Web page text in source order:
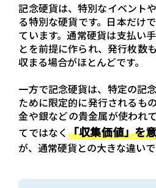
記念硬貨は、特別なイベント
る特別な硬貨です。日本だけ
ています。通常硬貨は支払い
とを前提に作られ、発行枚数
収まる場合がほとんどです。
一方で記念硬貨は、特定の記
ために限定的に発行されるも
金や銀などの貴金属が使われ
てではなく「収集価値」を
が、通常硬貨との大きな違いで